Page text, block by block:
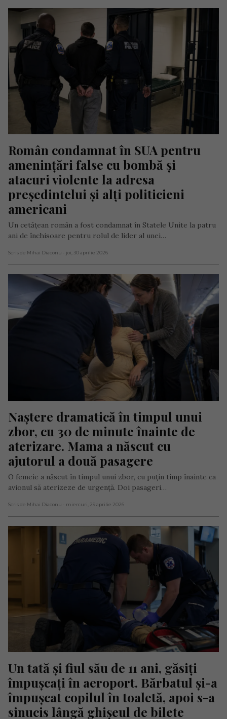
Român condamnat în SUA pentru
amenințări false cu bombă și
atacuri violente la adresa
președintelui și alți politicieni
americani
Un cetățean român a fost condamnat în Statele Unite la patru
ani de închisoare pentru rolul de lider al unei…
Scris de Mihai Diaconu - joi, 30 aprilie 2026
Naștere dramatică în timpul unui
zbor, cu 30 de minute înainte de
aterizare. Mama a născut cu
ajutorul a două pasagere
O femeie a născut în timpul unui zbor, cu puțin timp înainte ca
avionul să aterizeze de urgență. Doi pasageri…
Scris de Mihai Diaconu - miercuri, 29 aprilie 2026
Un tată și fiul său de 11 ani, găsiți
împușcați în aeroport. Bărbatul și-a
împușcat copilul în toaletă, apoi s-a
sinucis lângă ghișeul de bilete